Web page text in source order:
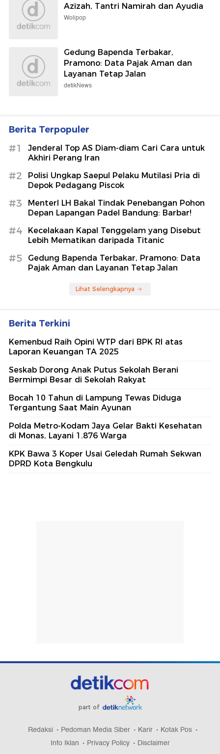
Azizah, Tantri Namirah dan Ayudia
Wolipop
Gedung Bapenda Terbakar,
Pramono: Data Pajak Aman dan
Layanan Tetap Jalan
detikNews
Berita Terpopuler
#1
Jenderal Top AS Diam-diam Cari Cara untuk
Akhiri Perang Iran
#2
Polisi Ungkap Saepul Pelaku Mutilasi Pria di
Depok Pedagang Piscok
#3
MenterI LH Bakal Tindak Penebangan Pohon
Depan Lapangan Padel Bandung: Barbar!
#4
Kecelakaan Kapal Tenggelam yang Disebut
Lebih Mematikan daripada Titanic
#5
Gedung Bapenda Terbakar, Pramono: Data
Pajak Aman dan Layanan Tetap Jalan
Lihat Selengkapnya
Berita Terkini
Kemenbud Raih Opini WTP dari BPK RI atas
Laporan Keuangan TA 2025
Seskab Dorong Anak Putus Sekolah Berani
Bermimpi Besar di Sekolah Rakyat
Bocah 10 Tahun di Lampung Tewas Diduga
Tergantung Saat Main Ayunan
Polda Metro-Kodam Jaya Gelar Bakti Kesehatan
di Monas, Layani 1.876 Warga
KPK Bawa 3 Koper Usai Geledah Rumah Sekwan
DPRD Kota Bengkulu
part of
Redaksi Pedoman Media Siber Karir
Kotak Pos
Info Iklan
Privacy Policy Disclaimer